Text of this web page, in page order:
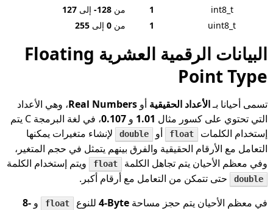
int8_t
1 من -128إلى 127
uint8_t
1 من 0إلى 255
البيانات الرقمية العشرية Floating
Point Type
تسمى أحيانا بـالأعداد الحقيقية أو Real Numbers، وهي الأعداد
التي تحتوي على كسور مثال 1.01 و 0.107
، في لغة البرمجة C يتم
إستخدام الكلمات
float أو double
لإنشاء متغيرات يمكنها
التعامل مع الأرقام الحقيقية والفرق بينهم يتمثل في حجم المتغير،
وفي معظم الأحيان يتم تجاهل الكلمة
float ويتم إستخدام الكلمة
double
حتى تتمكن من التعامل مع أرقام أكبر.
في معظم الأحيان يتم حجز مساحة 4-Byteللنوع float و 8-